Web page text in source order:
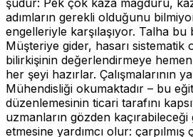
adımların gerekli olduğunu
engelleriyle karşılaşıyor. Talha
Müşteriye gider, hasarı sistematik
bilirkişinin değerlendirmeye
her şeyi hazırlar. Çalışmalarının
Mühendisliği okumaktadır – bu
düzenlemesinin ticari tarafını
uzmanların gözden kaçırabileceği
etmesine yardımcı olur: çarpılmış